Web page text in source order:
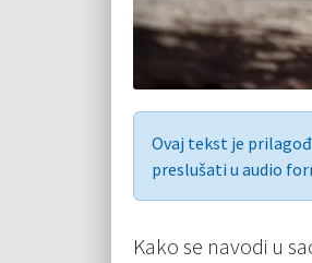
Ovaj tekst je
preslušati u audio
Kako se navodi u